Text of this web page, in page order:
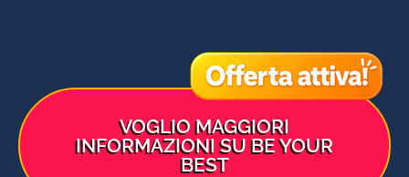
VOGLIO MAGGIORI
INFORMAZIONI SU BE YOUR
BEST